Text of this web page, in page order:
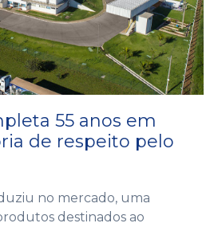
55 anos em
de respeito pelo
no mercado, uma
destinados ao